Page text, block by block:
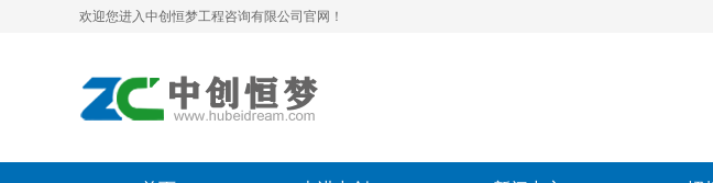
欢迎您进入中创恒梦工程咨询有限公司官网！